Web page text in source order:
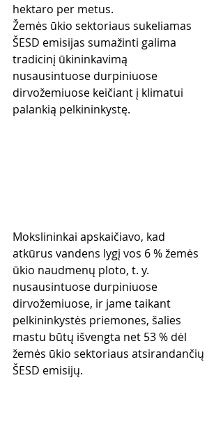
hektaro per metus.
Žemės ūkio sektoriaus sukeliamas
ŠESD emisijas sumažinti galima
tradicinį ūkininkavimą
nusausintuose durpiniuose
dirvožemiuose keičiant į klimatui
palankią pelkininkystę.
Mokslininkai apskaičiavo, kad
atkūrus vandens lygį vos 6 % žemės
ūkio naudmenų ploto, t. y.
nusausintuose durpiniuose
dirvožemiuose, ir jame taikant
pelkininkystės priemones, šalies
mastu būtų išvengta net 53 % dėl
žemės ūkio sektoriaus atsirandančių
ŠESD emisijų.